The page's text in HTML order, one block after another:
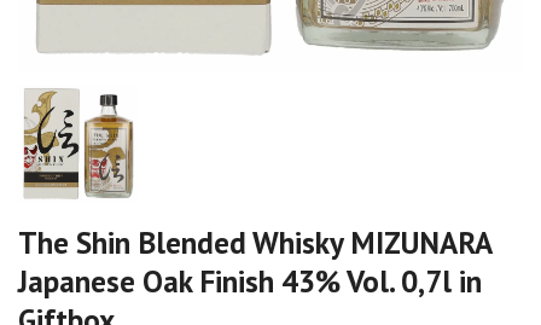
The Shin Blended Whisky MIZUNARA
Japanese Oak Finish 43% Vol. 0,7l in